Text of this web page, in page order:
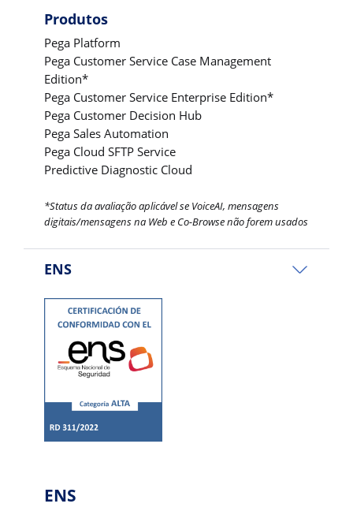
Produtos
Pega Platform
Pega Customer Service Case Management
Edition*
Pega Customer Service Enterprise Edition*
Pega Customer Decision Hub
Pega Sales Automation
Pega Cloud SFTP Service
Predictive Diagnostic Cloud
*Status da avaliação aplicável se VoiceAI, mensagens
digitais/mensagens na Web e Co-Browse não forem usados
ENS
ENS